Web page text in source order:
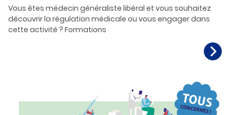
Vous êtes médecin généraliste libéral et vous souhaitez
découvrir la régulation médicale ou vous engager dans
cette activité ? Formations